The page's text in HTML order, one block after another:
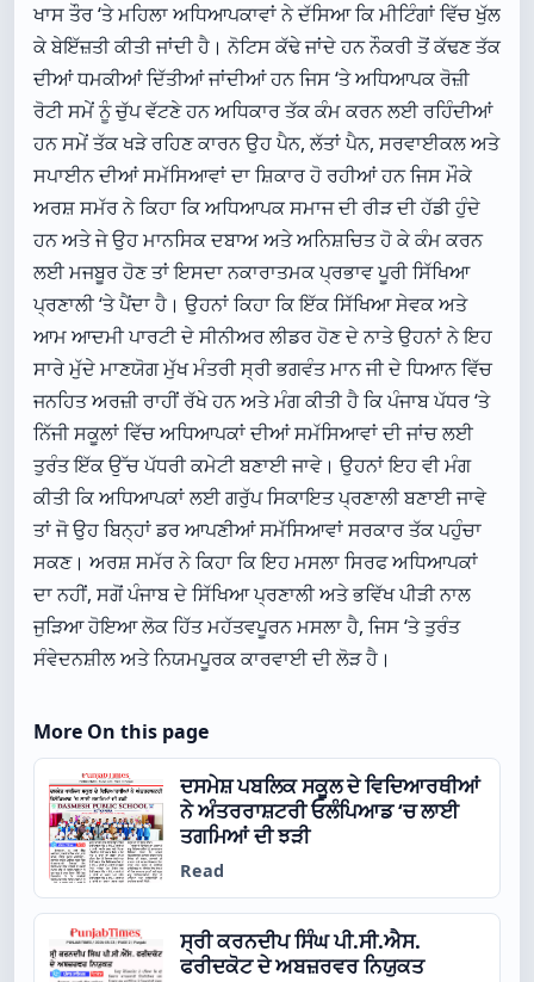
ਖਾਸ ਤੌਰ ‘ਤੇ ਮਹਿਲਾ ਅਧਿਆਪਕਾਵਾਂ ਨੇ ਦੱਸਿਆ ਕਿ ਮੀਟਿੰਗਾਂ ਵਿੱਚ ਖੁੱਲ
ਕੇ ਬੇਇੱਜ਼ਤੀ ਕੀਤੀ ਜਾਂਦੀ ਹੈ। ਨੋਟਿਸ ਕੱਢੇ ਜਾਂਦੇ ਹਨ ਨੌਕਰੀ ਤੋਂ ਕੱਢਣ ਤੱਕ
ਦੀਆਂ ਧਮਕੀਆਂ ਦਿੱਤੀਆਂ ਜਾਂਦੀਆਂ ਹਨ ਜਿਸ ‘ਤੇ ਅਧਿਆਪਕ ਰੋਜ਼ੀ
ਰੋਟੀ ਸਮੇਂ ਨੂੰ ਚੁੱਪ ਵੱਟਣੇ ਹਨ ਅਧਿਕਾਰ ਤੱਕ ਕੰਮ ਕਰਨ ਲਈ ਰਹਿੰਦੀਆਂ
ਹਨ ਸਮੇਂ ਤੱਕ ਖੜੇ ਰਹਿਣ ਕਾਰਨ ਉਹ ਪੈਨ, ਲੱਤਾਂ ਪੈਨ, ਸਰਵਾਈਕਲ ਅਤੇ
ਸਪਾਈਨ ਦੀਆਂ ਸਮੱਸਿਆਵਾਂ ਦਾ ਸ਼ਿਕਾਰ ਹੋ ਰਹੀਆਂ ਹਨ ਜਿਸ ਮੌਕੇ
ਅਰਸ਼ ਸਮੱਰ ਨੇ ਕਿਹਾ ਕਿ ਅਧਿਆਪਕ ਸਮਾਜ ਦੀ ਰੀੜ ਦੀ ਹੱਡੀ ਹੁੰਦੇ
ਹਨ ਅਤੇ ਜੇ ਉਹ ਮਾਨਸਿਕ ਦਬਾਅ ਅਤੇ ਅਨਿਸ਼ਚਿਤ ਹੋ ਕੇ ਕੰਮ ਕਰਨ
ਲਈ ਮਜਬੂਰ ਹੋਣ ਤਾਂ ਇਸਦਾ ਨਕਾਰਾਤਮਕ ਪ੍ਰਭਾਵ ਪੂਰੀ ਸਿੱਖਿਆ
ਪ੍ਰਣਾਲੀ ‘ਤੇ ਪੈਂਦਾ ਹੈ। ਉਹਨਾਂ ਕਿਹਾ ਕਿ ਇੱਕ ਸਿੱਖਿਆ ਸੇਵਕ ਅਤੇ
ਆਮ ਆਦਮੀ ਪਾਰਟੀ ਦੇ ਸੀਨੀਅਰ ਲੀਡਰ ਹੋਣ ਦੇ ਨਾਤੇ ਉਹਨਾਂ ਨੇ ਇਹ
ਸਾਰੇ ਮੁੱਦੇ ਮਾਣਯੋਗ ਮੁੱਖ ਮੰਤਰੀ ਸ੍ਰੀ ਭਗਵੰਤ ਮਾਨ ਜੀ ਦੇ ਧਿਆਨ ਵਿੱਚ
ਜਨਹਿਤ ਅਰਜ਼ੀ ਰਾਹੀਂ ਰੱਖੇ ਹਨ ਅਤੇ ਮੰਗ ਕੀਤੀ ਹੈ ਕਿ ਪੰਜਾਬ ਪੱਧਰ ‘ਤੇ
ਨਿੱਜੀ ਸਕੂਲਾਂ ਵਿੱਚ ਅਧਿਆਪਕਾਂ ਦੀਆਂ ਸਮੱਸਿਆਵਾਂ ਦੀ ਜਾਂਚ ਲਈ
ਤੁਰੰਤ ਇੱਕ ਉੱਚ ਪੱਧਰੀ ਕਮੇਟੀ ਬਣਾਈ ਜਾਵੇ। ਉਹਨਾਂ ਇਹ ਵੀ ਮੰਗ
ਕੀਤੀ ਕਿ ਅਧਿਆਪਕਾਂ ਲਈ ਗਰੁੱਪ ਸਿਕਾਇਤ ਪ੍ਰਣਾਲੀ ਬਣਾਈ ਜਾਵੇ
ਤਾਂ ਜੋ ਉਹ ਬਿਨ੍ਹਾਂ ਡਰ ਆਪਣੀਆਂ ਸਮੱਸਿਆਵਾਂ ਸਰਕਾਰ ਤੱਕ ਪਹੁੰਚਾ
ਸਕਣ। ਅਰਸ਼ ਸਮੱਰ ਨੇ ਕਿਹਾ ਕਿ ਇਹ ਮਸਲਾ ਸਿਰਫ ਅਧਿਆਪਕਾਂ
ਦਾ ਨਹੀਂ, ਸਗੋਂ ਪੰਜਾਬ ਦੇ ਸਿੱਖਿਆ ਪ੍ਰਣਾਲੀ ਅਤੇ ਭਵਿੱਖ ਪੀੜੀ ਨਾਲ
ਜੁੜਿਆ ਹੋਇਆ ਲੋਕ ਹਿੱਤ ਮਹੱਤਵਪੂਰਨ ਮਸਲਾ ਹੈ, ਜਿਸ ‘ਤੇ ਤੁਰੰਤ
ਸੰਵੇਦਨਸ਼ੀਲ ਅਤੇ ਨਿਯਮਪੂਰਕ ਕਾਰਵਾਈ ਦੀ ਲੋੜ ਹੈ।
More On this page
ਦਸਮੇਸ਼ ਪਬਲਿਕ ਸਕੂਲ ਦੇ ਵਿਦਿਆਰਥੀਆਂ
ਨੇ ਅੰਤਰਰਾਸ਼ਟਰੀ ਓਲੰਪਿਆਡ ‘ਚ ਲਾਈ
ਤਗਮਿਆਂ ਦੀ ਝੜੀ
Read
ਸ੍ਰੀ ਕਰਨਦੀਪ ਸਿੰਘ ਪੀ.ਸੀ.ਐਸ.
ਫਰੀਦਕੋਟ ਦੇ ਅਬਜ਼ਰਵਰ ਨਿਯੁਕਤ